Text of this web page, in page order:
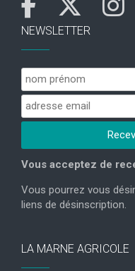
NEWSLETTER
Vous acceptez de
Vous pourrez vous
liens de désinscription.
LA MARNE AGRICOLE